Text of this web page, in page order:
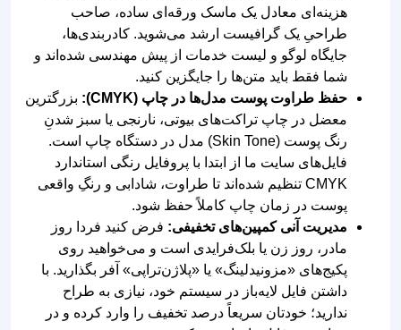
هزینه‌ای معادل یک ماسک ورقه‌ای ساده، صاحب
طراحیِ یک گرافیست ارشد می‌شوید. کادربندی‌ها،
جایگاه لوگو و لیست خدمات از پیش مهندسی شده‌اند و
شما فقط باید متن‌ها را جایگزین کنید.
حفظ طراوت پوست مدل‌ها در چاپ (CMYK):
بزرگترین
معضل در چاپ تراکت‌های بیوتی، نارنجی یا سبز شدنِ
رنگ پوست (Skin Tone) مدل در دستگاه چاپ است.
فایل‌های سایت ما از ابتدا با پروفایل رنگی استاندارد
CMYK تنظیم شده‌اند تا طراوت، شادابی و رنگِ واقعی
پوست در زمان چاپ کاملاً حفظ شود.
مدیریت آنی کمپین‌های تخفیفی: فرض کنید فردا روز
مادر، روز زن یا بلک‌فرایدی است و می‌خواهید روی
پکیج‌های «مزونیدلینگ» یا «پلاژن‌تراپی» آفر بگذارید. با
داشتن فایل لایه‌باز در سیستم خود، نیازی به طراح
ندارید؛ خودتان سریعاً درصد تخفیف را وارد کرده و در